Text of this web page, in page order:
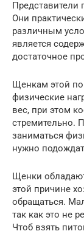
Представители
Они
различным
является
достаточное
Щенкам этой
физические
вес, при этом
стремительно.
заниматься
нужно
Щенки
этой причине
обращаться.
так как это не
Чтоб взять